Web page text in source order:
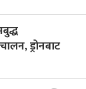
ड्रोनबाट